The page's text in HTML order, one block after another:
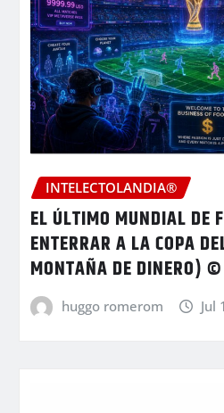
INTELECTOLANDIA®
EL ÚLTIMO MUNDIAL DE
ENTERRAR A LA COPA
MONTAÑA DE DINERO) ©
huggo romerom Jul